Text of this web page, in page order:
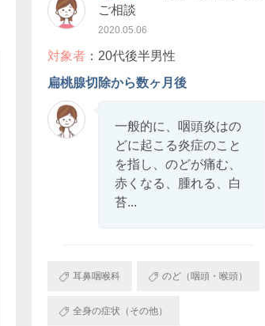
ご相談
2020.05.06
対象者：20代後半男性
扁桃腺切除から数ヶ月後
一般的に、咽頭炎はの
どに起こる炎症のこと
を指し、のどが痛む、
赤くなる、腫れる、白
苔...
耳鼻咽喉科 のど（咽頭・喉頭）
全身の症状（その他）